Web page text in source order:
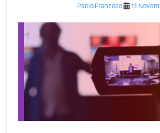
Paolo Franzese 11